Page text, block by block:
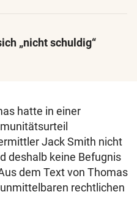
„nicht schuldig“
hatte in einer
Jack Smith nicht
deshalb keine Befugnis
dem Text von Thomas
rechtlichen